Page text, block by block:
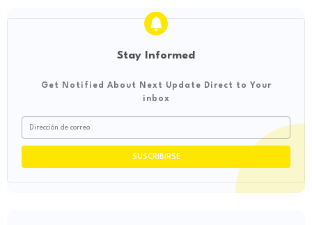
Stay Informed
Get Notified About Next Update Direct to Your
inbox